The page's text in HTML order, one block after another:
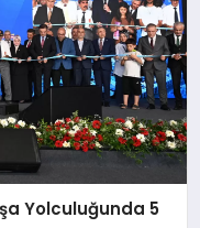
Yolculuğunda 5